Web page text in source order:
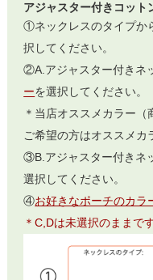
アジャスター付きコッ
①ネックレスのタイプか
択してください。
②A.アジャスター付きネ
ーを選択してください。
＊当店オススメカラー
ご希望の方はオススメカ
③B.アジャスター付きネ
選択してください。
④お好きなポーチのカラ
＊C,Dは未選択のままで